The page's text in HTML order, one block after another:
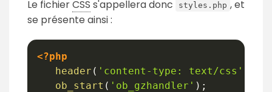
Le fichierCSS s'appellera donc styles.php , et
se présente ainsi :
<?php
header ( 'content-type: text/css'
ob_start ( 'ob_gzhandler' ) ;